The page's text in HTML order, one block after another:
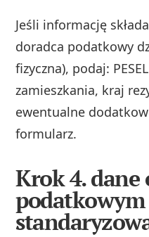
Jeśli informację
doradca podatkowy
fizyczna), podaj:
zamieszkania, kraj
ewentualne
formularz.
Krok 4. dane
podatkowym